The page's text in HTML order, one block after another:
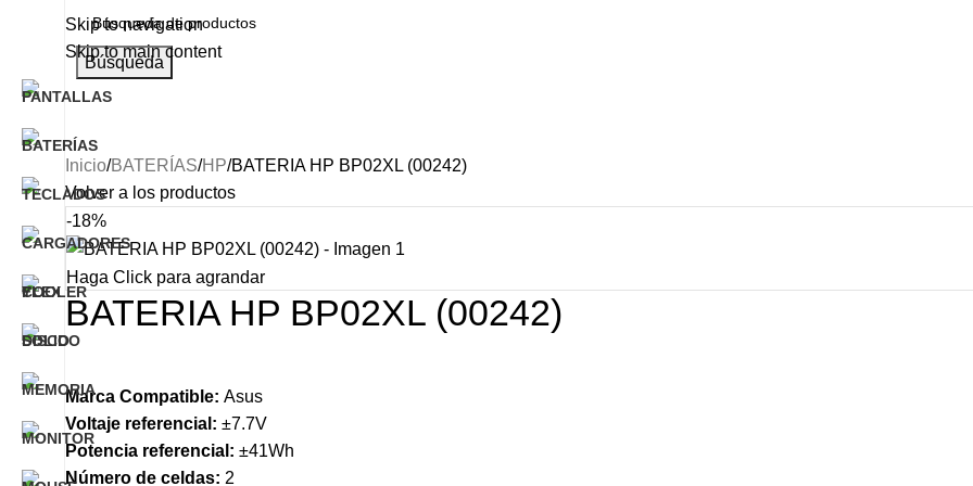
Skip to navigation
Skip to main content
Búsqueda
Categorías
Inicio BATERÍAS HP BATERIA HP BP02XL (00242)
Volver a los productos
-18%
Haga Click para agrandar
BATERIA HP BP02XL (00242)
Marca Compatible: Asus
Voltaje referencial: ±7.7V
Potencia referencial: ±41Wh
Número de celdas: 2